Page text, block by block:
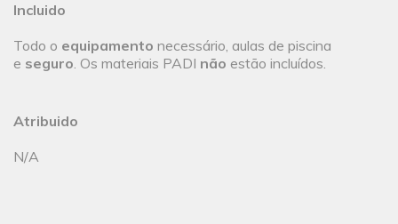
Incluido
Todo o equipamento necessário, aulas de piscina
e seguro. Os materiais PADI não estão incluídos.
Atribuido
N/A